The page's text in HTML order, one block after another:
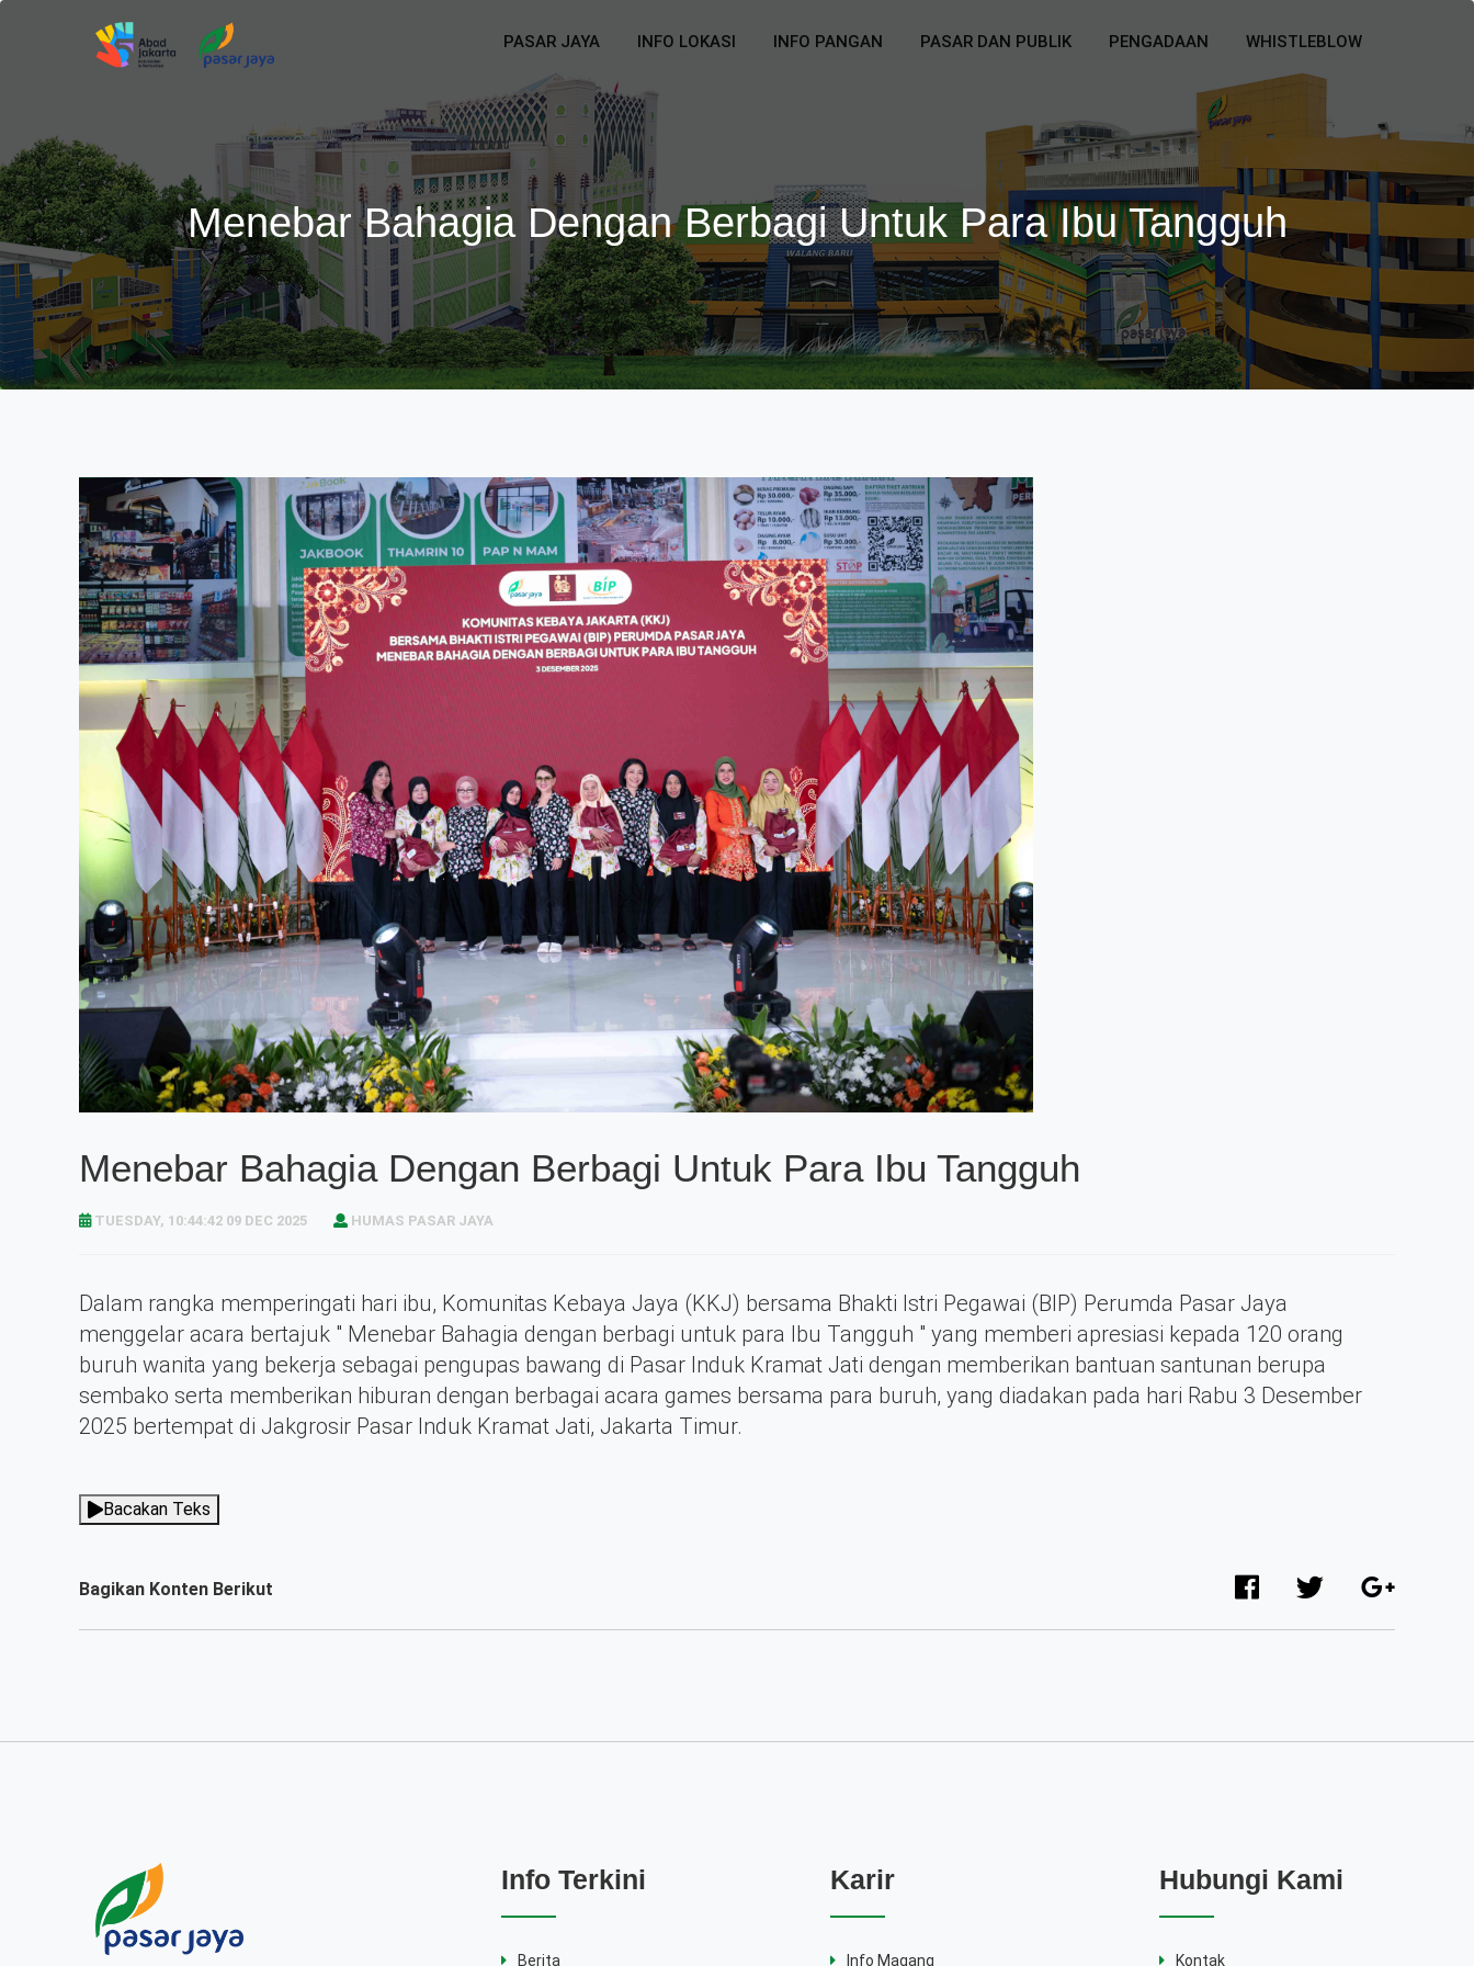
PASAR JAYA INFO LOKASI INFO PANGAN PASAR DAN PUBLIK PENGADAAN WHISTLEBLOW
Menebar Bahagia Dengan Berbagi Untuk Para Ibu Tangguh
Menebar Bahagia Dengan Berbagi Untuk Para Ibu Tangguh
TUESDAY, 10:44:42 09 DEC 2025 HUMAS PASAR JAYA
Dalam rangka memperingati hari ibu, Komunitas Kebaya Jaya (KKJ) bersama Bhakti Istri Pegawai (BIP) Perumda Pasar Jaya
menggelar acara bertajuk " Menebar Bahagia dengan berbagi untuk para Ibu Tangguh " yang memberi apresiasi kepada 120 orang
buruh wanita yang bekerja sebagai pengupas bawang di Pasar Induk Kramat Jati dengan memberikan bantuan santunan berupa
sembako serta memberikan hiburan dengan berbagai acara games bersama para buruh, yang diadakan pada hari Rabu 3 Desember
2025 bertempat di Jakgrosir Pasar Induk Kramat Jati, Jakarta Timur.
Bacakan Teks
Bagikan Konten Berikut
Info Terkini
Berita
Karir
Info Magang
Hubungi Kami
Kontak